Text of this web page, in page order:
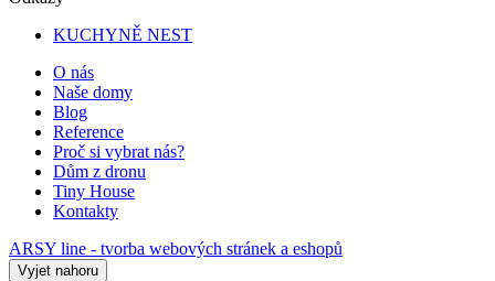
KUCHYNĚ NEST
O nás
Naše domy
Blog
Reference
Proč si vybrat nás?
Dům z dronu
Tiny House
Kontakty
ARSY line - tvorba webových stránek a eshopů
Vyjet nahoru